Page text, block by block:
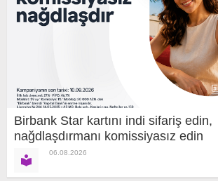
Birbank Star kartını indi sifariş edin,
nağdlaşdırmanı komissiyasız edin
06.08.2026